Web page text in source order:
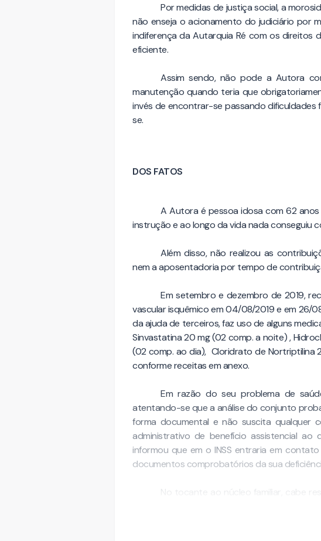
Por medidas de justiça social, a
não enseja o acionamento do judiciário por
indiferença da Autarquia Ré com os direitos
eficiente.
Assim sendo, não pode a Autora
manutenção quando teria que
invés de encontrar-se passando
se.
DOS FATOS
A Autora é pessoa idosa com 62
instrução e ao longo da vida nada conseguiu
Além disso, não realizou as
nem a aposentadoria por tempo de
Em setembro e dezembro de 2019,
vascular isquêmico em 04/08/2019 e em 26/
da ajuda de terceiros, faz uso de alguns
Sinvastatina 20 mg (02 comp. a noite) ,
(02 comp. ao dia), Cloridrato de Nortriptilina
conforme receitas em anexo.
Em razão do seu problema de
atentando-se que a análise do conjunto
forma documental e não suscita qualquer
administrativo de benefício assistencial ao
informou que em o INSS entraria em
documentos comprobatórios da sua
No tocante ao núcleo familiar, cabe